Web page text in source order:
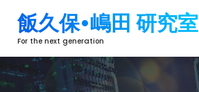
ン
ツ
飯久保•嶋田 研究室
For the next generation